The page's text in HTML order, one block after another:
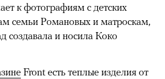
к фотографиям с детских
семьи Романовых и матроскам,
создавала и носила Коко
Front есть теплые изделия от